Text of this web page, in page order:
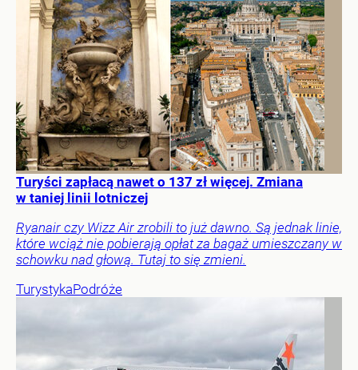
Turyści zapłacą nawet o 137 zł więcej. Zmiana
w taniej linii lotniczej
Ryanair czy Wizz Air zrobili to już dawno. Są jednak linie,
które wciąż nie pobierają opłat za bagaż umieszczany w
schowku nad głową. Tutaj to się zmieni.
TurystykaPodróże